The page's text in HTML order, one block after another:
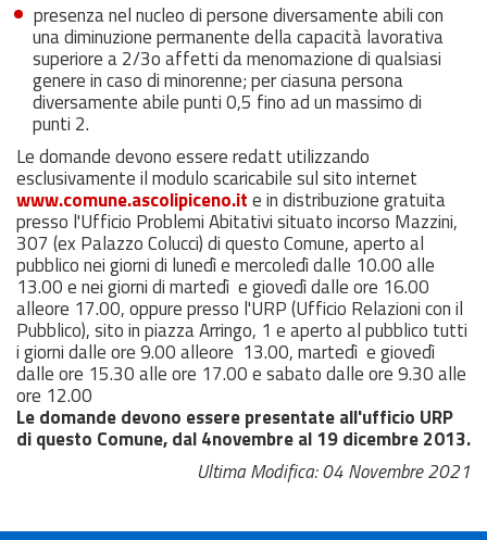
presenza nel nucleo di persone diversamente abili con
una diminuzione permanente della capacità lavorativa
superiore a 2/3o affetti da menomazione di qualsiasi
genere in caso di minorenne; per ciasuna persona
diversamente abile punti 0,5 fino ad un massimo di
punti 2.
Le domande devono essere redatt utilizzando
esclusivamente il modulo scaricabile sul sito internet
www.comune.ascolipiceno.ite in distribuzione gratuita
presso l'Ufficio Problemi Abitativi situato incorso Mazzini,
307 (ex Palazzo Colucci) di questo Comune, aperto al
pubblico nei giorni di lunedì e mercoledì dalle 10.00 alle
13.00 e nei giorni di martedì e giovedì dalle ore 16.00
alleore 17.00, oppure presso l'URP (Ufficio Relazioni con il
Pubblico), sito in piazza Arringo, 1 e aperto al pubblico tutti
i giorni dalle ore 9.00 alleore 13.00, martedì e giovedì
dalle ore 15.30 alle ore 17.00 e sabato dalle ore 9.30 alle
ore 12.00
Le domande devono essere presentate all'ufficio URP
di questo Comune, dal 4novembre al 19 dicembre 2013.
Ultima Modifica: 04 Novembre 2021